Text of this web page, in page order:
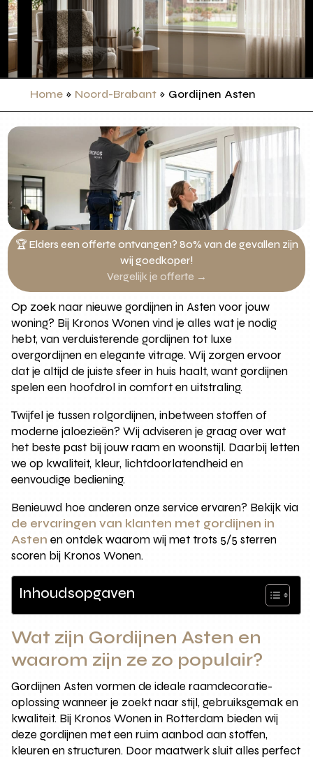
Home» Noord-Brabant» Gordijnen Asten
🏆 Elders een offerte ontvangen? 80% van de gevallen zijn
wij goedkoper!
Vergelijk je offerte →
Op zoek naar nieuwe gordijnen in Asten voor jouw
woning? Bij Kronos Wonen vind je alles wat je nodig
hebt, van verduisterende gordijnen tot luxe
overgordijnen en elegante vitrage. Wij zorgen ervoor
dat je altijd de juiste sfeer in huis haalt, want gordijnen
spelen een hoofdrol in comfort en uitstraling.
Twijfel je tussen rolgordijnen, inbetween stoffen of
moderne jaloezieën? Wij adviseren je graag over wat
het beste past bij jouw raam en woonstijl. Daarbij letten
we op kwaliteit, kleur, lichtdoorlatendheid en
eenvoudige bediening.
Benieuwd hoe anderen onze service ervaren? Bekijk via
de ervaringen van klanten met gordijnen in
Asten en ontdek waarom wij met trots 5/5 sterren
scoren bij Kronos Wonen.
Inhoudsopgaven
Wat zijn Gordijnen Asten en
waarom zijn ze zo populair?
Gordijnen Asten vormen de ideale raamdecoratie-
oplossing wanneer je zoekt naar stijl, gebruiksgemak en
kwaliteit. Bij Kronos Wonen in Rotterdam bieden wij
deze gordijnen met een ruim aanbod aan stoffen,
kleuren en structuren. Door maatwerk sluit alles perfect